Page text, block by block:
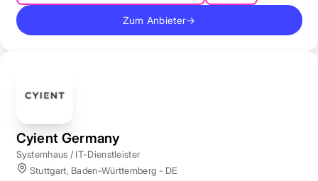
Zum Anbieter→
Cyient Germany
Systemhaus / IT-Dienstleister
Stuttgart, Baden-Württemberg - DE